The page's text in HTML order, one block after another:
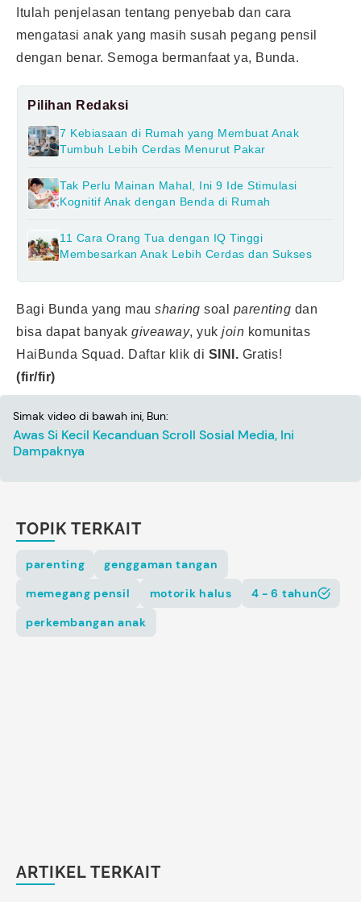
Itulah penjelasan tentang penyebab dan cara
mengatasi anak yang masih susah pegang pensil
dengan benar. Semoga bermanfaat ya, Bunda.
Pilihan Redaksi
7 Kebiasaan di Rumah yang Membuat Anak
Tumbuh Lebih Cerdas Menurut Pakar
Tak Perlu Mainan Mahal, Ini 9 Ide Stimulasi
Kognitif Anak dengan Benda di Rumah
11 Cara Orang Tua dengan IQ Tinggi
Membesarkan Anak Lebih Cerdas dan Sukses
Bagi Bunda yang mau sharing soal parenting dan
bisa dapat banyak giveaway, yuk join komunitas
HaiBunda Squad. Daftar klik di SINI. Gratis!
(fir/fir)
Simak video di bawah ini, Bun:
Awas Si Kecil Kecanduan Scroll Sosial Media, Ini
Dampaknya
TOPIK TERKAIT
parenting
genggaman tangan
memegang pensil
motorik halus
4 - 6 tahun
perkembangan anak
ARTIKEL TERKAIT